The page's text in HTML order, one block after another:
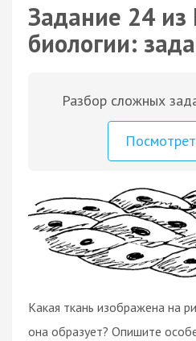
Задание 24 из
биологии:
Разбор сложных
Какая ткань изображена на
она образует? Опишите